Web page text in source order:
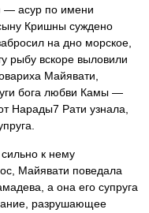
— асур по имени
Кришны суждено
на дно морское,
рыбу вскоре выловили
Майявати,
бога любви Камы —
Нарады7 Рати узнала,
к нему
Майявати поведала
а она его супруга
разрушающее